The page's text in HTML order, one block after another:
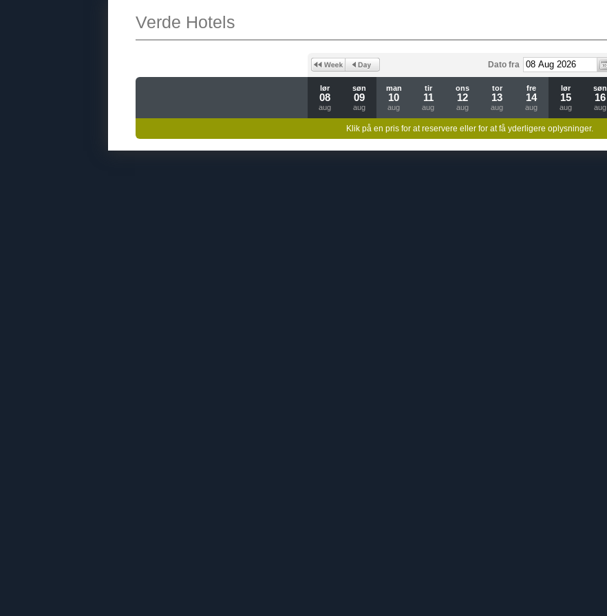
Verde Hotels
Dato fra
lør
08
aug
søn
09
aug
man
10
aug
tir
11
aug
ons
12
aug
tor
13
aug
fre
14
aug
lør
15
aug
søn
16
aug
Klik på en pris for at reservere eller for at få yderligere oplysninger.